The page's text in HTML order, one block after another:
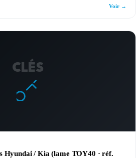
Voir →
CLÉS
Hyundai / Kia (lame TOY40 · réf.